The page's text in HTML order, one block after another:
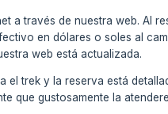
a través de nuestra web. Al
en dólares o soles al
web está actualizada.
trek y la reserva está
que gustosamente la